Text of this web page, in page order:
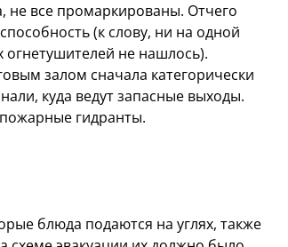
не все промаркированы. Отчего
(к слову, ни на одной
не нашлось).
залом сначала категорически
куда ведут запасные выходы.
гидранты.
блюда подаются на углях, также